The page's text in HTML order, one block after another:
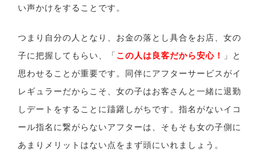
い声かけをすることです。
つまり自分の人となり、お金の落とし具合をお店、女の
子に把握してもらい、「 この人は良客だから安心！
」と
思わせることが重要です。同伴にアフターサービスがイ
レギュラーだからこそ、女の子はお客さんと一緒に退勤
しデートをすることに躊躇しがちです。指名がないイコ
ール指名に繋がらないアフターは、そもそも女の子側に
あまりメリットはない点をまず頭にいれましょう。